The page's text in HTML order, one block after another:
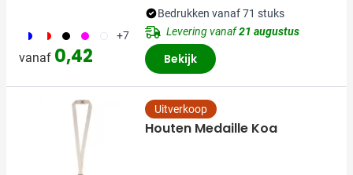
187 188 001 046 002 +7
vanaf 0,42
Bedrukken vanaf 71 stuks
Levering vanaf21 augustus
Bekijk
Uitverkoop
Houten Medaille Koa